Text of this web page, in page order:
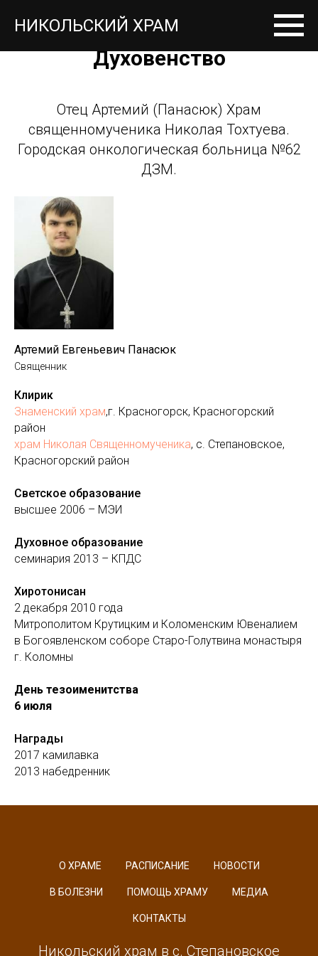
НИКОЛЬСКИЙ ХРАМ
назад
Духовенство
Отец Артемий (Панасюк) Храм
священномученика Николая Тохтуева.
Городская онкологическая больница №62
ДЗМ.
Артемий Евгеньевич Панасюк
Священник
Клирик
Знаменский храм,г. Красногорск, Красногорский
район
храм Николая Священномученика, с. Степановское,
Красногорский район
Светское образование
высшее 2006 – МЭИ
Духовное образование
семинария 2013 – КПДС
Хиротонисан
2 декабря 2010 года
Митрополитом Крутицким и Коломенским Ювеналием
в Богоявленском соборе Старо-Голутвина монастыря
г. Коломны
День тезоименитства
6 июля
Награды
2017 камилавка
2013 набедренник
О ХРАМЕ РАСПИСАНИЕ НОВОСТИ
В БОЛЕЗНИ ПОМОЩЬ ХРАМУ МЕДИА
КОНТАКТЫ
Никольский храм в с. Степановское